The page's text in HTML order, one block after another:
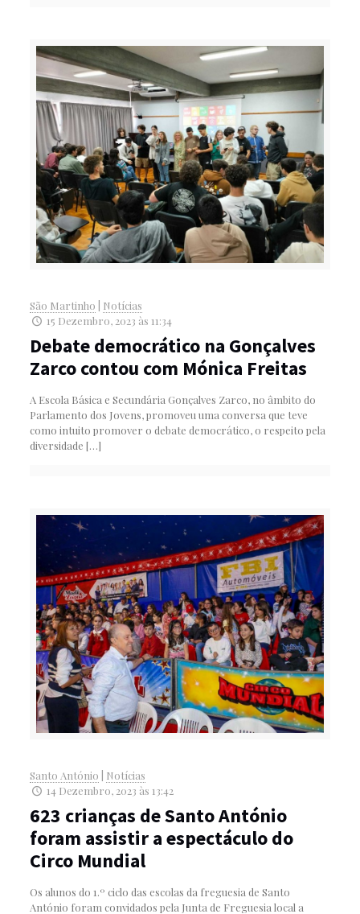
São Martinho
Notícias
15 Dezembro, 2023 às 11:34
Debate democrático na Gonçalves
Zarco contou com Mónica Freitas
A Escola Básica e Secundária Gonçalves Zarco, no âmbito do
Parlamento dos Jovens, promoveu uma conversa que teve
como intuito promover o debate democrático, o respeito pela
diversidade […]
Santo António
Notícias
14 Dezembro, 2023 às 13:42
623 crianças de Santo António
foram assistir a espectáculo do
Circo Mundial
Os alunos do 1.º ciclo das escolas da freguesia de Santo
António foram convidados pela Junta de Freguesia local a